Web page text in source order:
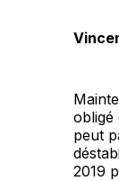
obligé
peut
2019